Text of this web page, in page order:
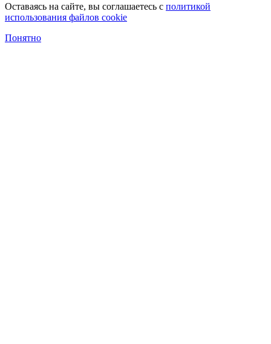
Оставаясь на сайте, вы соглашаетесь c политикой
использования файлов cookie
Понятно